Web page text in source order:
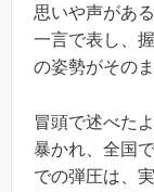
思いや声があ
一言で表し、
の姿勢がその
冒頭で述べた
暴かれ、全国
での弾圧は、